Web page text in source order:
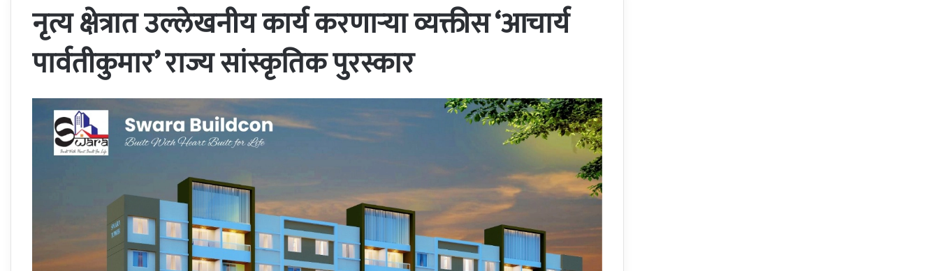
नृत्य क्षेत्रात उल्लेखनीय कार्य करणाऱ्या व्यक्तीस ‘आचार्य
पार्वतीकुमार’ राज्य सांस्कृतिक पुरस्कार